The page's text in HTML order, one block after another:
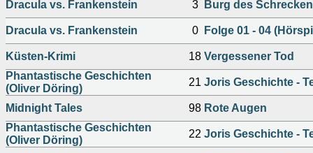
Dracula vs. Frankenstein 3 Burg des
Dracula vs. Frankenstein 0 Folge 01 - 04
Küsten-Krimi 18 Vergessener Tod
Phantastische Geschichten
(Oliver Döring)
21 Joris Geschichte -
Midnight Tales 98 Rote Augen
Phantastische Geschichten
(Oliver Döring)
22 Joris Geschichte -